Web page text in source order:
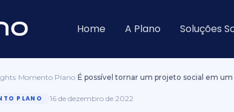
Home A Plano Soluções
Momento Plano É possível tornar um projeto social em
PLANO 16 de dezembro de 2022